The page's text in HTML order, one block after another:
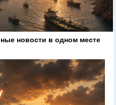
новости в одном месте